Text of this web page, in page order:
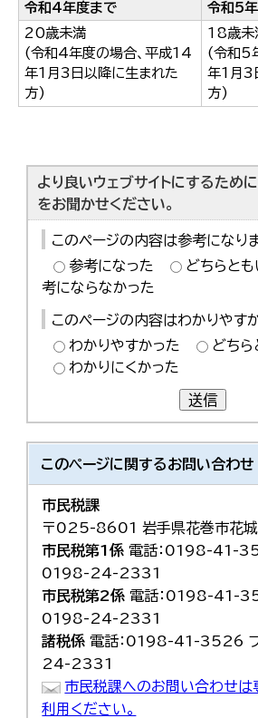
令和4年度まで
令和5
20歳未満
(令和4年度の場合、平成14
年1月3日以降に生まれた
方)
18歳未
(令和5
年1月3
方)
より良いウェブサイトにするため
をお聞かせください。
このページの内容は参考になり
参考になった
どちらと
考にならなかった
このページの内容はわかりやす
わかりやすかった
どちら
わかりにくかった
送信
このページに関するお問い合わせ
市民税課
〒025-8601 岩手県花巻市花
市民税第1係 電話：0198-41-
0198-24-2331
市民税第2係 電話：0198-41-
0198-24-2331
諸税係 電話：0198-41-3526 フ
24-2331
市民税課へのお問い合わせは
利用ください。